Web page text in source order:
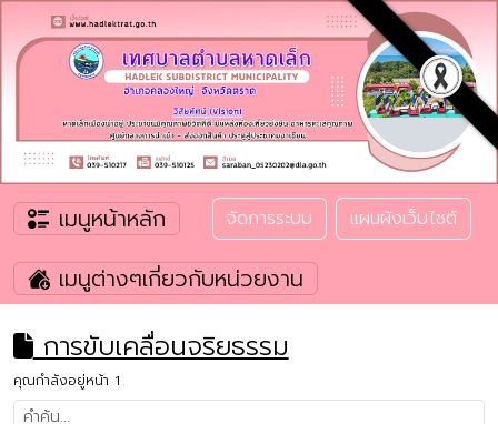
เมนูหน้าหลัก จัดการระบบ แผนผังเว็บไซต์
เมนูต่างๆเกี่ยวกับหน่วยงาน
การขับเคลื่อนจริยธรรม
คุณกำลังอยู่หน้า 1